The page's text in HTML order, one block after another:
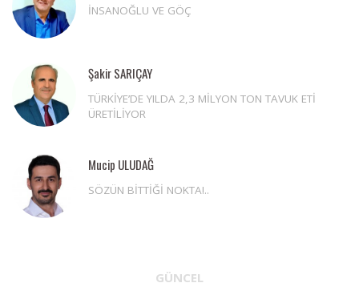
İNSANOĞLU VE GÖÇ
Şakir SARIÇAY
TÜRKİYE’DE YILDA 2,3 MİLYON TON TAVUK ETİ
ÜRETİLİYOR
Mucip ULUDAĞ
SÖZÜN BİTTİĞİ NOKTA!..
GÜNCEL